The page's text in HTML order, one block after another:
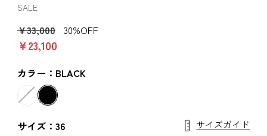
SALE
￥33,000 30%OFF
￥23,100
カラー：BLACK
サイズ：36 サイズガイド